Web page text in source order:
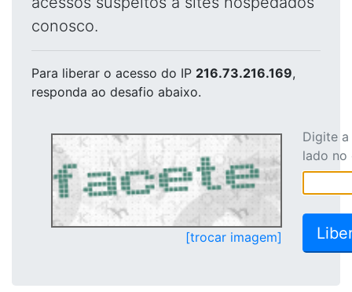
conosco.
Para liberar o acesso do IP 216.73.216.169,
responda ao desafio abaixo.
[trocar imagem]
Digite
lado no